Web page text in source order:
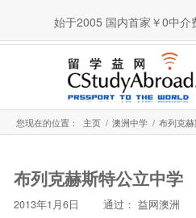
始于2005 国内首家￥0中介
您现在的位置： 主页 / 澳洲中学 / 布列克
布列克赫斯特公立中学
2013年1月6日 通过： 益网澳洲